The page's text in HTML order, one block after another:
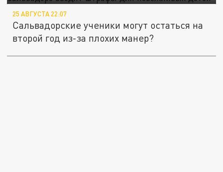
25 АВГУСТА 22:07
Сальвадорские ученики могут остаться на
второй год из-за плохих манер?